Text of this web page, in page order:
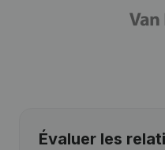
Évaluer les